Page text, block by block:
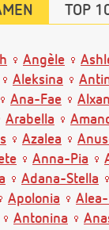
TOP
Angèle
Aleksina
Ana-Fae
Arabella
Azalea
Anna-Pia
Adana-Stella
Apolonia
Antonina